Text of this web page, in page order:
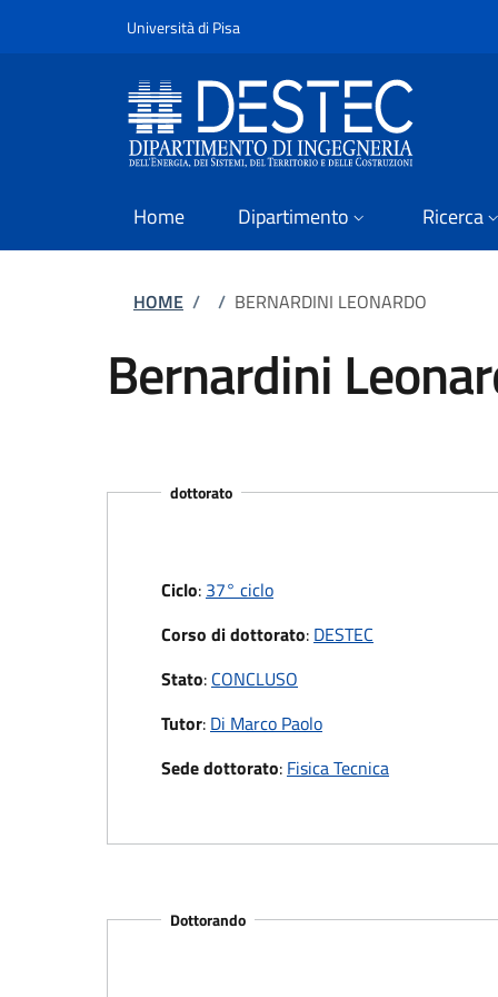
Università di PisaSlim
Home Dipartimento Ricerca
Briciole di pane
HOME / / BERNARDINI LEONARDO
Bernardini
dottorato
Ciclo: 37° ciclo
Corso di dottorato: DESTEC
Stato: CONCLUSO
Tutor: Di Marco Paolo
Sede dottorato: Fisica Tecnica
Dottorando